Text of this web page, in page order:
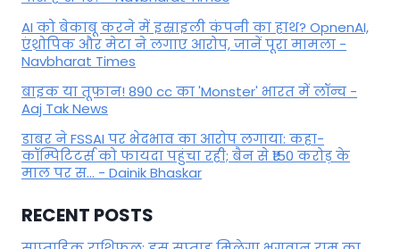
AI को बेकाबू करने में इस्राइली कंपनी का हाथ? OpnenAI,
एंथ्रोपिक और मेटा ने लगाए आरोप, जानें पूरा मामला -
Navbharat Times
बाइक या तूफान! 890 cc का 'Monster' भारत में लॉन्च -
Aaj Tak News
डाबर ने FSSAI पर भेदभाव का आरोप लगाया: कहा-
कॉम्पिटिटर्स को फायदा पहुंचा रही; बैन से ₹150 करोड़ के
माल पर स... - Dainik Bhaskar
RECENT POSTS